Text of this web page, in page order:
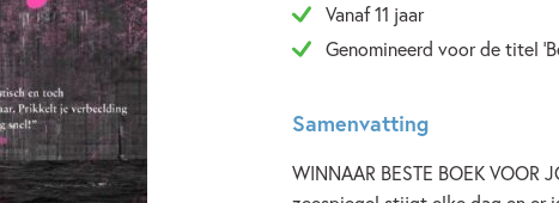
Vanaf 11 jaar
Genomineerd voor de titel
Samenvatting
WINNAAR BESTE BOEK